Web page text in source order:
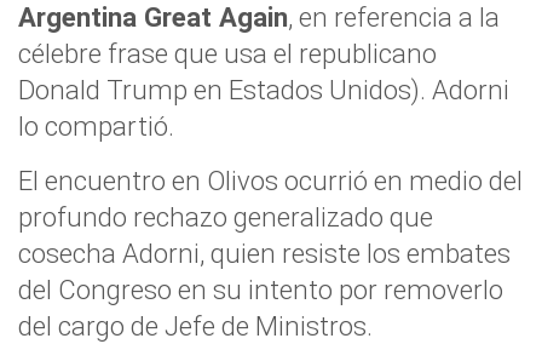
Argentina Great Again, en referencia a la
célebre frase que usa el republicano
Donald Trump en Estados Unidos). Adorni
lo compartió.
El encuentro en Olivos ocurrió en medio del
profundo rechazo generalizado que
cosecha Adorni, quien resiste los embates
del Congreso en su intento por removerlo
del cargo de Jefe de Ministros.